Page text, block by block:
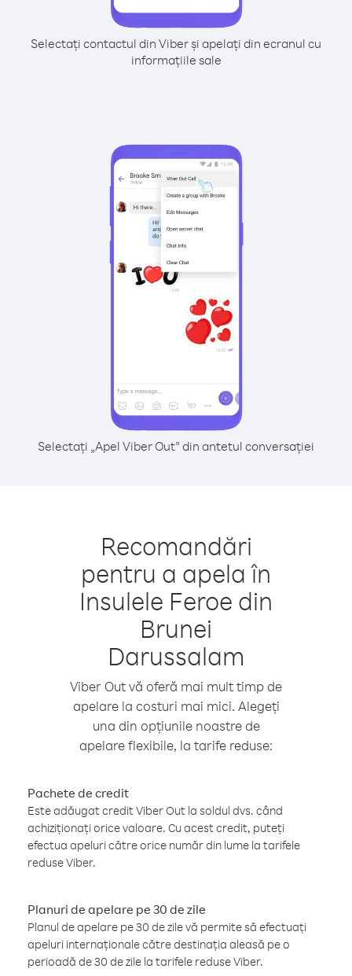
Selectați contactul din Viber și apelați din ecranul cu
informațiile sale
Selectați „Apel Viber Out” din antetul conversației
Recomandări
pentru a apela în
Insulele Feroe din
Brunei
Darussalam
Viber Out vă oferă mai mult timp de
apelare la costuri mai mici. Alegeți
una din opțiunile noastre de
apelare flexibile, la tarife reduse:
Pachete de credit
Este adăugat credit Viber Out la soldul dvs. când
achiziționați orice valoare. Cu acest credit, puteți
efectua apeluri către orice număr din lume la tarifele
reduse Viber.
Planuri de apelare pe 30 de zile
Planul de apelare pe 30 de zile vă permite să efectuați
apeluri internaționale către destinația aleasă pe o
perioadă de 30 de zile la tarifele reduse Viber.